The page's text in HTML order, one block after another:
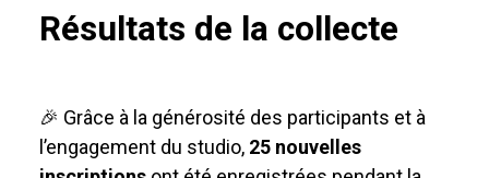
Résultats de la collecte
🎉 Grâce à la générosité des participants et à
l’engagement du studio, 25 nouvelles